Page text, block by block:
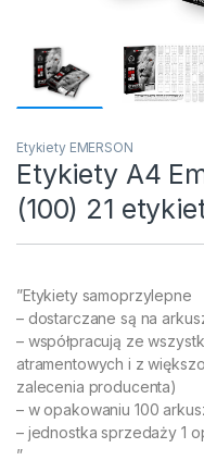
Etykiety EMERSON
Etykiety A4
(100) 21
”Etykiety samoprzylepne
– dostarczane są na
– współpracują ze
atramentowych i z
zalecenia producenta)
– w opakowaniu 100
– jednostka sprzedaży 1
”